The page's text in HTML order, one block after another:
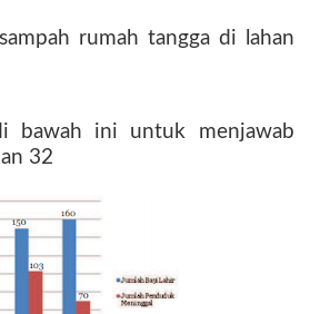
rumah tangga di lahan
bawah ini untuk menjawab
32